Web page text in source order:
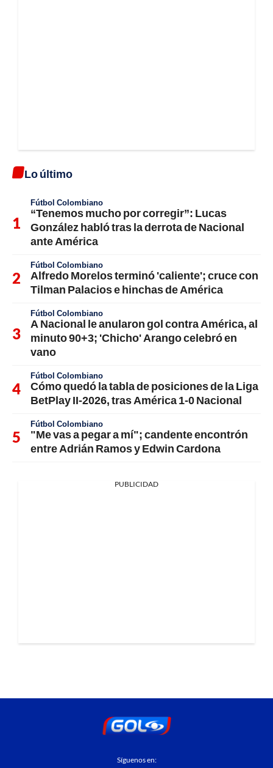
Lo último
Fútbol Colombiano
“Tenemos mucho por corregir”: Lucas
González habló tras la derrota de Nacional
ante América
Fútbol Colombiano
Alfredo Morelos terminó 'caliente'; cruce con
Tilman Palacios e hinchas de América
Fútbol Colombiano
A Nacional le anularon gol contra América, al
minuto 90+3; 'Chicho' Arango celebró en
vano
Fútbol Colombiano
Cómo quedó la tabla de posiciones de la Liga
BetPlay II-2026, tras América 1-0 Nacional
Fútbol Colombiano
"Me vas a pegar a mí"; candente encontrón
entre Adrián Ramos y Edwin Cardona
PUBLICIDAD
Síguenos en: